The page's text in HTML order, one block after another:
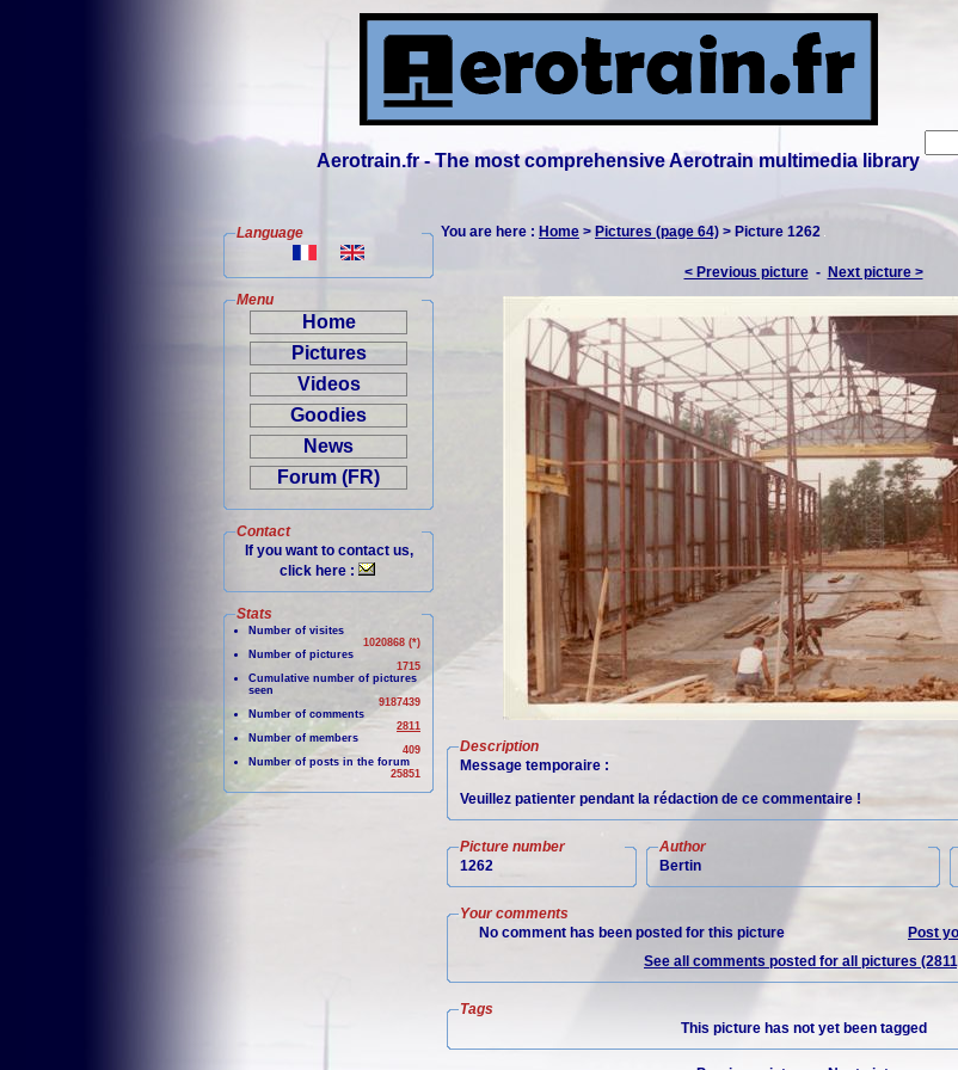
Aerotrain.fr - The most comprehensive Aerotrain multimedia library
Language
Menu
Home
Pictures
Videos
Goodies
News
Forum (FR)
Contact
If you want to contact us,
click here :
Stats
Number of visites
1020868 (*)
Number of pictures
1715
Cumulative number of pictures
seen
9187439
Number of comments
2811
Number of members
409
Number of posts in the forum
25851
You are here : Home > Pictures (page 64) > Picture 1262
< Previous picture- Next picture >
Description
Message temporaire :
Veuillez patienter pendant la rédaction de ce commentaire !
Picture number
1262
Author
Bertin
Your comments
No comment has been posted for this picture
Post
See all comments posted for all pictures
Tags
This picture has not yet been tagged